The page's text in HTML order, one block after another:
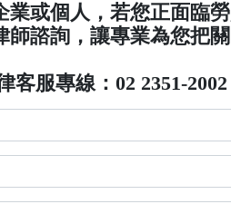
業或個人，若您正面臨
師諮詢，讓專業為您把關
客服專線：02 2351-2002